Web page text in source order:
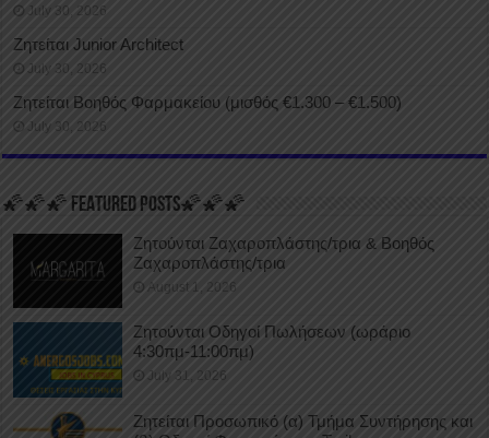
July 30, 2026
Ζητείται Junior Architect
July 30, 2026
Ζητείται Βοηθός Φαρμακείου (μισθός €1.300 – €1.500)
July 30, 2026
🌠🌠🌠 FEATURED POSTS🌠🌠🌠
Ζητούνται Ζαχαροπλάστης/τρια & Βοηθός
Ζαχαροπλάστης/τρια
August 1, 2026
Ζητούνται Οδηγοί Πωλήσεων (ωράριο
4:30πμ-11:00πμ)
July 31, 2026
Ζητείται Προσωπικό (α) Τμήμα Συντήρησης και